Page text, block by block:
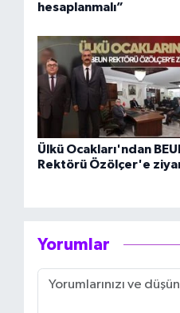
hesaplanmalı”
Ülkü Ocakları'ndan
Rektörü Özölçer'e
Yorumlar